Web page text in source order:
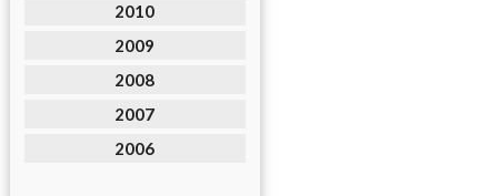
2010
2009
2008
2007
2006